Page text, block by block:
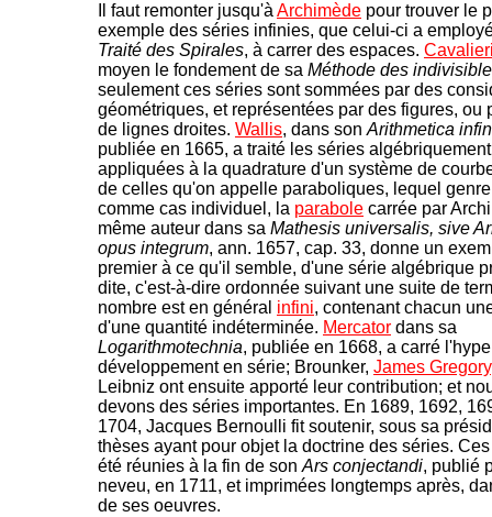
Il faut remonter jusqu'à Archimède pour trouver le
exemple des séries infinies, que celui-ci a
Traité des Spirales, à carrer des espaces.
moyen le fondement de sa Méthode des
seulement ces séries sont sommées par des
géométriques, et représentées par des figures, ou
de lignes droites. Wallis, dans son Arithmetica
publiée en 1665, a traité les séries
appliquées à la quadrature d'un système de
de celles qu'on appelle paraboliques, lequel
comme cas individuel, la parabole carrée par
même auteur dans sa Mathesis universalis, sive
opus integrum, ann. 1657, cap. 33, donne un
premier à ce qu'il semble, d'une série algébrique
dite, c'est-à-dire ordonnée suivant une suite de
nombre est en général infini, contenant chacun
d'une quantité indéterminée. Mercator dans sa
Logarithmotechnia, publiée en 1668, a carré
développement en série; Brounker, James Gregory
Leibniz ont ensuite apporté leur contribution; et
devons des séries importantes. En 1689, 1692,
1704, Jacques Bernoulli fit soutenir, sous sa
thèses ayant pour objet la doctrine des séries.
été réunies à la fin de son Ars conjectandi, publié
neveu, en 1711, et imprimées longtemps après,
de ses oeuvres.